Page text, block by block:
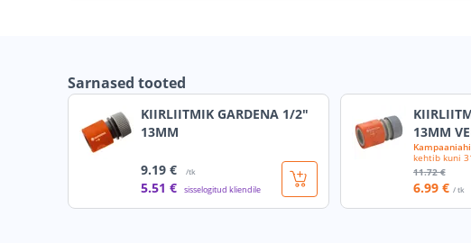
Sarnased tooted
KIIRLIITMIK GARDENA 1/2"
13MM
9.19 € /tk
5.51 € sisselogitud kliendile
13MM
kehtib kuni
11.72 €
6.99 € / tk